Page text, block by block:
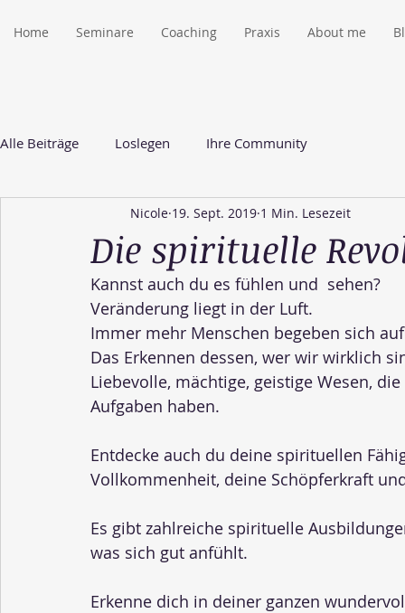
Home Seminare Coaching Praxis About me
Alle Beiträge Loslegen Ihre Community
Die spirituelle
Nicole 19. Sept. 2019 1 Min. Lesezeit
Kannst auch du es fühlen und  sehen?
Veränderung liegt in der Luft.
Immer mehr Menschen begeben sich
Das Erkennen dessen, wer wir wirklich
Liebevolle, mächtige, geistige Wesen,
Aufgaben haben.
Entdecke auch du deine spirituellen
Vollkommenheit, deine Schöpferkraft
Es gibt zahlreiche spirituelle
was sich gut anfühlt.
Erkenne dich in deiner ganzen